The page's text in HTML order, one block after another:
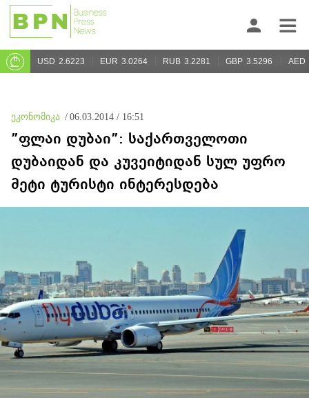
USD 2.6223 EUR 3.0264 RUB 3.2281 GBP 3.5296 AED
ეკონომიკა / 06.03.2014 / 16:51
”ფლაი დუბაი”: საქართველოთი
დუბაიდან და კუვეიტიდან სულ უფრო
მეტი ტურისტი ინტერესდება